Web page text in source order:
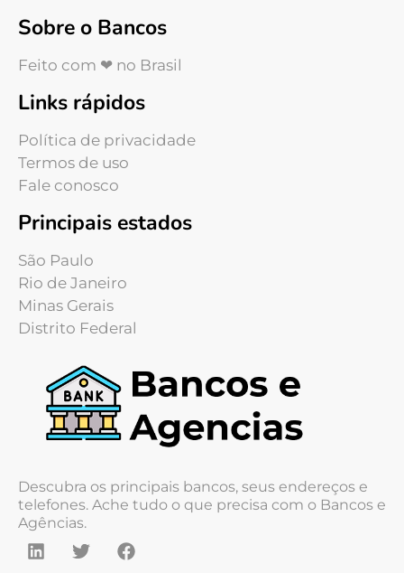
Sobre o Bancos
Feito com ❤ no Brasil
Links rápidos
Política de privacidade
Termos de uso
Fale conosco
Principais estados
São Paulo
Rio de Janeiro
Minas Gerais
Distrito Federal
Descubra os principais bancos, seus endereços e
telefones. Ache tudo o que precisa com o Bancos e
Agências.